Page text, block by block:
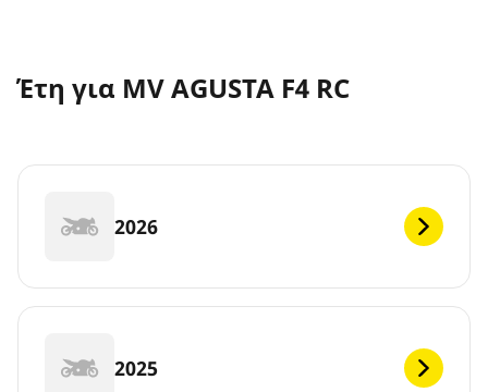
Έτη για MV AGUSTA F4 RC
2026
2025